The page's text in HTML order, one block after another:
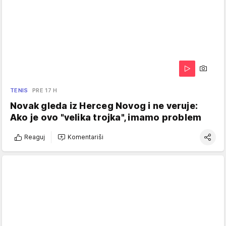
TENIS PRE 17 H
Novak gleda iz Herceg Novog i ne veruje:
Ako je ovo "velika trojka", imamo problem
Reaguj Komentariši